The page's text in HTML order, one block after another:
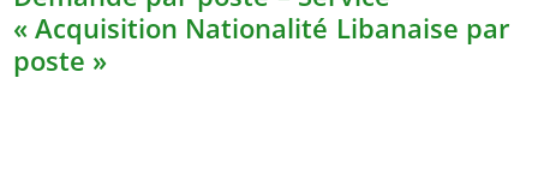
« Acquisition Nationalité Libanaise par
poste »